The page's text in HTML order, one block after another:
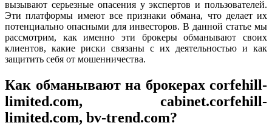
вызывают серьезные опасения у экспертов и пользователей.
Эти платформы имеют все признаки обмана, что делает их
потенциально опасными для инвесторов. В данной статье мы
рассмотрим, как именно эти брокеры обманывают своих
клиентов, какие риски связаны с их деятельностью и как
защитить себя от мошенничества.
Как обманывают на брокерах corfehill-
limited.com, cabinet.corfehill-
limited.com, bv-trend.com?